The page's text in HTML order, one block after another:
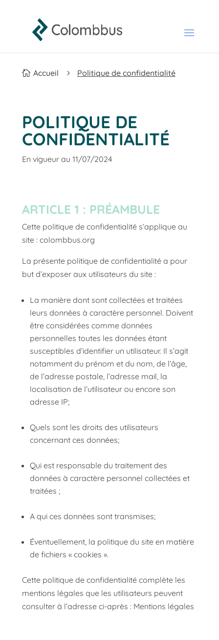
 Accueil 5 Politique de confidentialité
POLITIQUE DE
CONFIDENTIALITÉ
En vigueur au 11/07/2024
ARTICLE 1 : PRÉAMBULE
Cette politique de confidentialité s’applique au
site : colombbus.org
La présente politique de confidentialité a pour
but d’exposer aux utilisateurs du site :
La manière dont sont collectées et traitées
leurs données à caractère personnel. Doivent
être considérées comme données
personnelles toutes les données étant
susceptibles d’identifier un utilisateur. Il s’agit
notamment du prénom et du nom, de l’âge,
de l’adresse postale, l’adresse mail, la
localisation de l’utilisateur ou encore son
adresse IP;
Quels sont les droits des utilisateurs
concernant ces données;
Qui est responsable du traitement des
données à caractère personnel collectées et
traitées ;
A qui ces données sont transmises;
Éventuellement, la politique du site en matière
de fichiers « cookies ».
Cette politique de confidentialité complète les
mentions légales que les utilisateurs peuvent
consulter à l’adresse ci-après : Mentions légales